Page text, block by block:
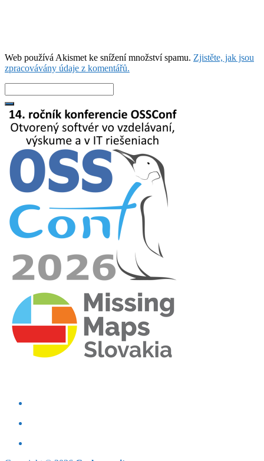
Web používá Akismet ke snížení množství spamu. Zjistěte, jak jsou
zpracovávány údaje z komentářů.
for: